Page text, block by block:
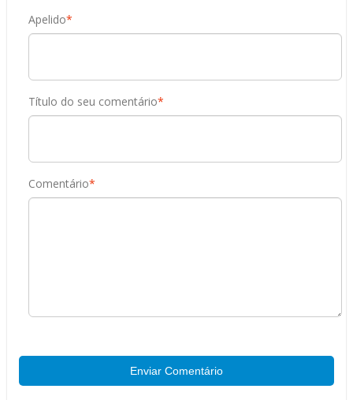
*
Apelido
*
Título do seu comentário
*
Comentário
Enviar Comentário